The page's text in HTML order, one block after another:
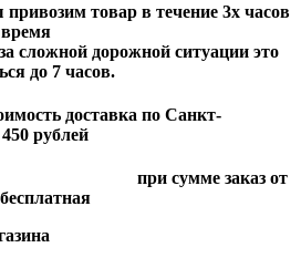
в течение 3х часов
время
ситуации это
до 7 часов.
по Санкт-
рублей
заказ от